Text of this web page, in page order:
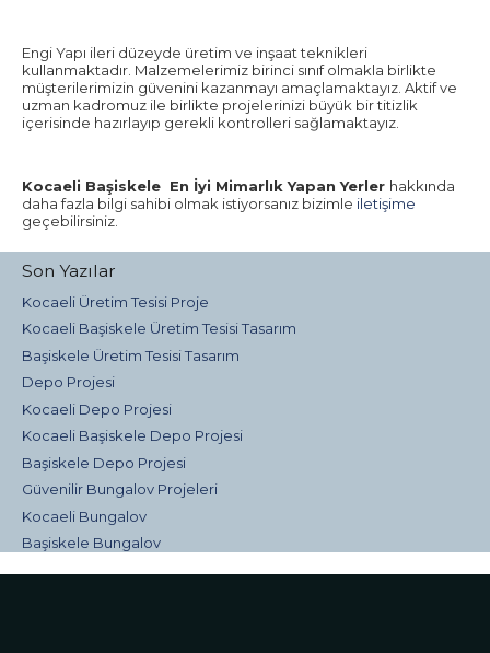
Engi Yapı ileri düzeyde üretim ve inşaat teknikleri
kullanmaktadır. Malzemelerimiz birinci sınıf olmakla birlikte
müşterilerimizin güvenini kazanmayı amaçlamaktayız. Aktif ve
uzman kadromuz ile birlikte projelerinizi büyük bir titizlik
içerisinde hazırlayıp gerekli kontrolleri sağlamaktayız.
Kocaeli Başiskele En İyi Mimarlık Yapan Yerler hakkında
daha fazla bilgi sahibi olmak istiyorsanız bizimle iletişime
geçebilirsiniz.
Son Yazılar
Kocaeli Üretim Tesisi Proje
Kocaeli Başiskele Üretim Tesisi Tasarım
Başiskele Üretim Tesisi Tasarım
Depo Projesi
Kocaeli Depo Projesi
Kocaeli Başiskele Depo Projesi
Başiskele Depo Projesi
Güvenilir Bungalov Projeleri
Kocaeli Bungalov
Başiskele Bungalov